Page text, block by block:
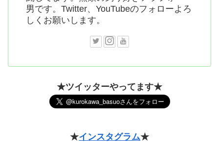
男です。Twitter、YouTubeのフォローよろ
しくお願いします。
★ツイッターやってます★
★インスタグラム★